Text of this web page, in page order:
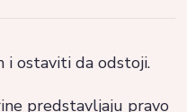
i ostaviti da odstoji.
predstavljaju pravo